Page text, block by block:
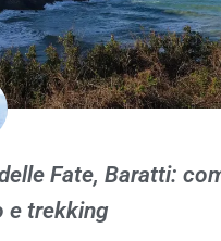
Fate, Baratti:
e trekking